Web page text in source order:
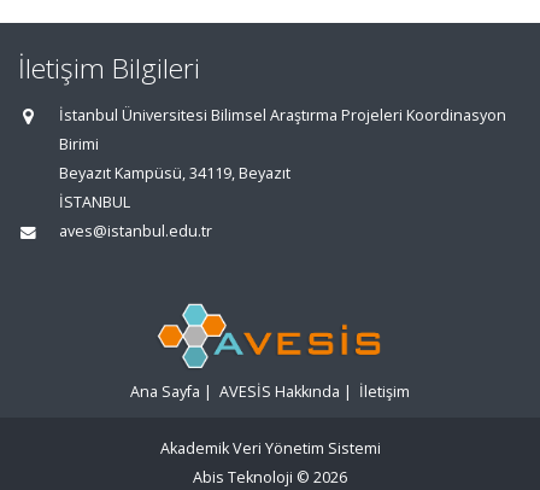
İletişim Bilgileri
İstanbul Üniversitesi Bilimsel Araştırma Projeleri Koordinasyon
Birimi
Beyazıt Kampüsü, 34119, Beyazıt
İSTANBUL
aves@istanbul.edu.tr
Ana Sayfa | AVESİS Hakkında | İletişim
Akademik Veri Yönetim Sistemi
Abis Teknoloji © 2026